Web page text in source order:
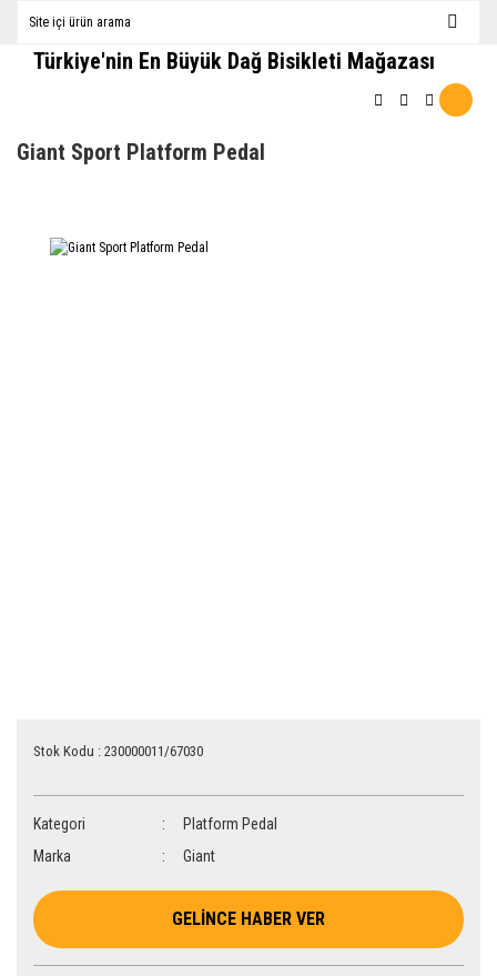
Türkiye'nin En Büyük Dağ Bisikleti Mağazası
Giant Sport Platform Pedal
Stok Kodu : 230000011/67030
Kategori
Platform Pedal
Marka
Giant
GELİNCE HABER VER